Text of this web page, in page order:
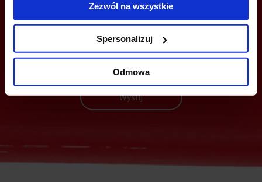
Zezwól na wszystkie
Spersonalizuj
Odmowa
Wyślij